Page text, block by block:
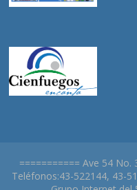
=========== Ave 54 No.
Teléfonos:43-522144, 43-